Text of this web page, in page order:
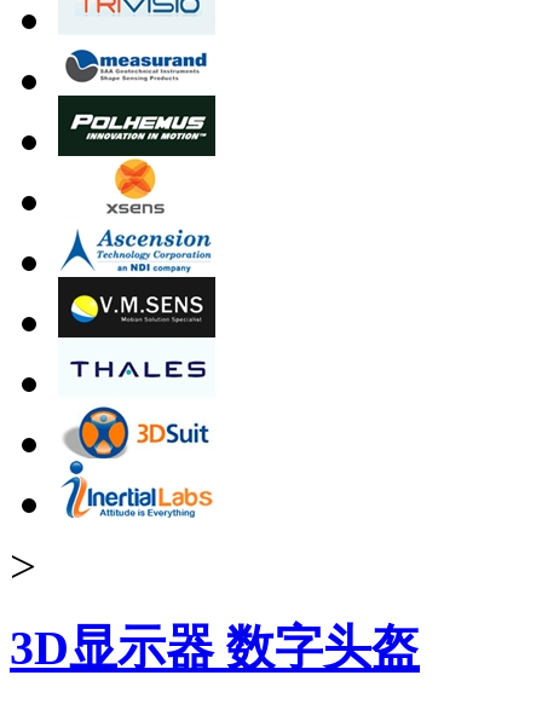
>
3D显示器 数字头盔